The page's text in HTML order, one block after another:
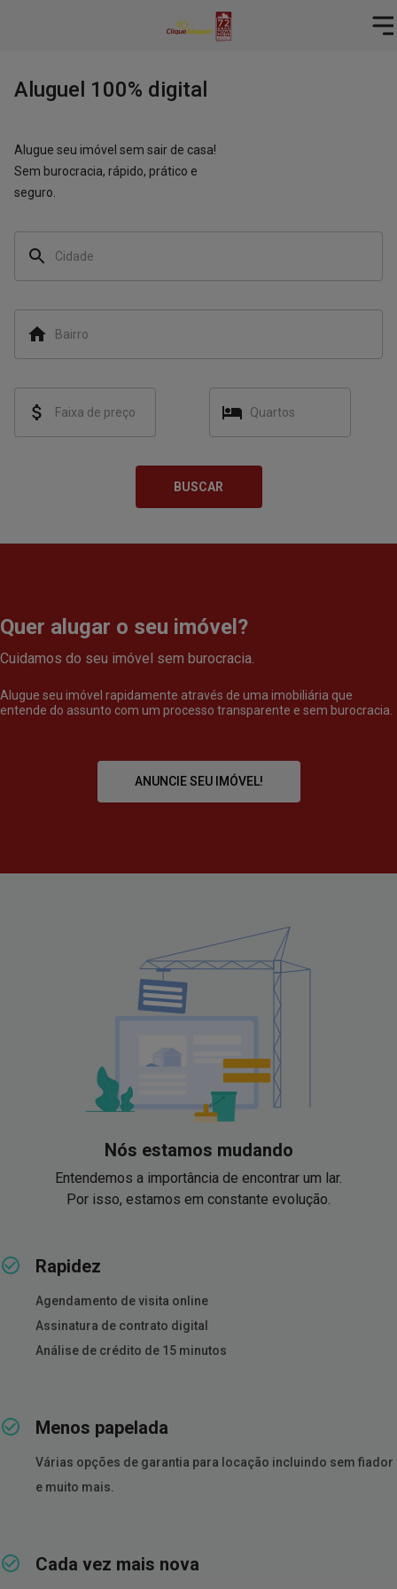
Aluguel 100% digital
Alugue seu imóvel sem sair de casa!
Sem burocracia, rápido, prático e
seguro.
Cidade
Bairro
Quartos
BUSCAR
Quer alugar o seu imóvel?
Cuidamos do seu imóvel sem burocracia.
Alugue seu imóvel rapidamente através de uma imobiliária que
entende do assunto com um processo transparente e sem burocracia.
ANUNCIE SEU IMÓVEL!
Nós estamos mudando
Entendemos a importância de encontrar um lar.
Por isso, estamos em constante evolução.
Rapidez
Agendamento de visita online
Assinatura de contrato digital
Análise de crédito de 15 minutos
Menos papelada
Várias opções de garantia para locação incluindo sem fiador
e muito mais.
Cada vez mais nova